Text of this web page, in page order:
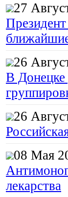
27
26
В Донецке
26
08 Мая
лекарства